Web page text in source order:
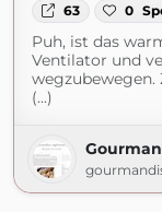
63 0
Puh, ist das
Ventilator und
wegzubewegen.
(...)